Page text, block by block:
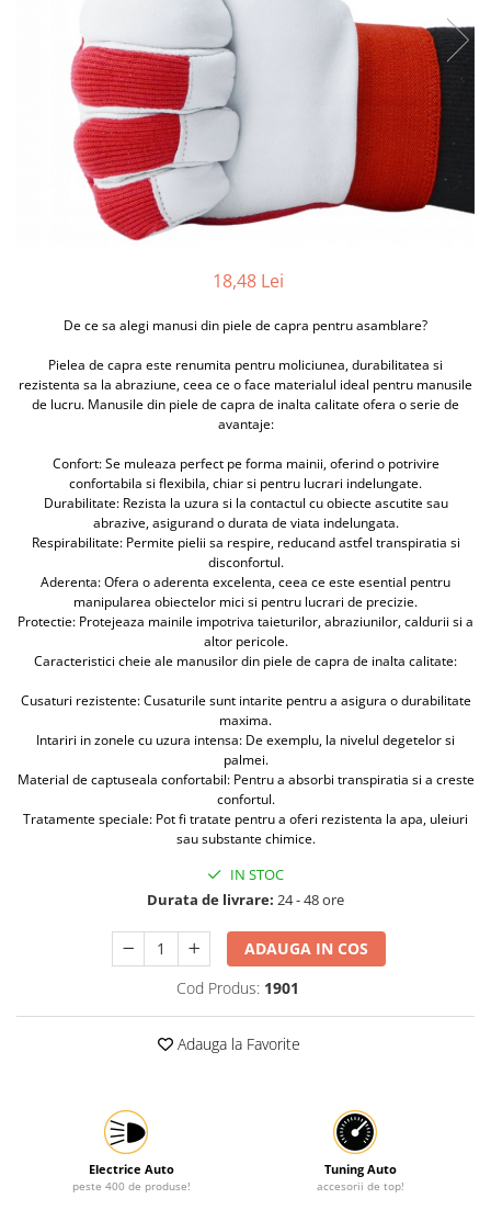
Cricuri Auto Hidraulice
Pneumatice si Trapezoidale
Cricuri hidraulice
Cricuri pneumatice
Cricuri trapezoidale
Feon Electric
Generatoare curent
Masini de gaurit si Insurubat
Pistol de Lipit
Prelungitoare
Protectia muncii
Scule Pneumatice
Slefuitoare
Suport auto
Suport motocicleta
Surubelnite
Tunuri de caldura si aeroteme
Motocositoare si Motosape
Nivela laser
Pistol de vopsit
Rotopercutoare si bormasini
Taiat gresie si faianta
umidificatoare
18,48 Lei
De ce sa alegi manusi din piele de capra pentru asamblare?
Pielea de capra este renumita pentru moliciunea, durabilitatea si
rezistenta sa la abraziune, ceea ce o face materialul ideal pentru manusile
de lucru. Manusile din piele de capra de inalta calitate ofera o serie de
avantaje:
Confort: Se muleaza perfect pe forma mainii, oferind o potrivire
confortabila si flexibila, chiar si pentru lucrari indelungate.
Durabilitate: Rezista la uzura si la contactul cu obiecte ascutite sau
abrazive, asigurand o durata de viata indelungata.
Respirabilitate: Permite pielii sa respire, reducand astfel transpiratia si
disconfortul.
Aderenta: Ofera o aderenta excelenta, ceea ce este esential pentru
manipularea obiectelor mici si pentru lucrari de precizie.
Protectie: Protejeaza mainile impotriva taieturilor, abraziunilor, caldurii si a
altor pericole.
Caracteristici cheie ale manusilor din piele de capra de inalta calitate:
Cusaturi rezistente: Cusaturile sunt intarite pentru a asigura o durabilitate
maxima.
Intariri in zonele cu uzura intensa: De exemplu, la nivelul degetelor si
palmei.
Material de captuseala confortabil: Pentru a absorbi transpiratia si a creste
confortul.
Tratamente speciale: Pot fi tratate pentru a oferi rezistenta la apa, uleiuri
sau substante chimice.
IN STOC
Durata de livrare: 24 - 48 ore
ADAUGA IN COS
Cod Produs: 1901
Adauga la Favorite
Electrice Auto
peste 400 de produse!
Tuning Auto
accesorii de top!